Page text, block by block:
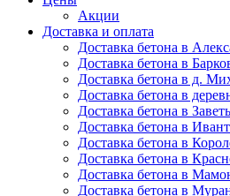
Акции
Доставка и оплата
Доставка бетона в
Доставка бетона в
Доставка бетона в д.
Доставка бетона в
Доставка бетона в
Доставка бетона в
Доставка бетона в
Доставка бетона в
Доставка бетона в
Доставка бетона в